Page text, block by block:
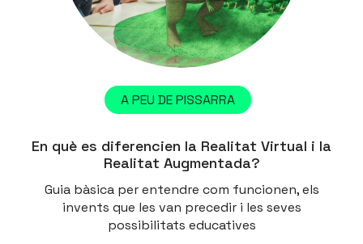
A PEU DE PISSARRA
En què es diferencien la Realitat Virtual i la
Realitat Augmentada?
Guia bàsica per entendre com funcionen, els
invents que les van precedir i les seves
possibilitats educatives